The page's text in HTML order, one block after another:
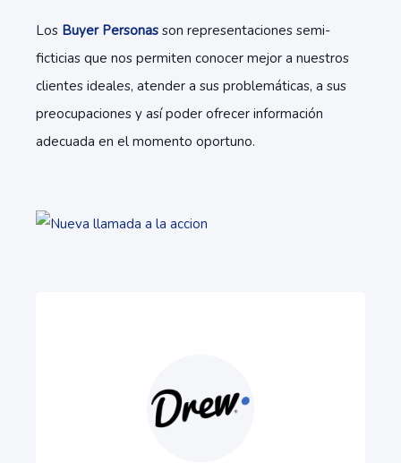
Los Buyer Personas son representaciones semi-
ficticias que nos permiten conocer mejor a nuestros
clientes ideales, atender a sus problemáticas, a sus
preocupaciones y así poder ofrecer información
adecuada en el momento oportuno.